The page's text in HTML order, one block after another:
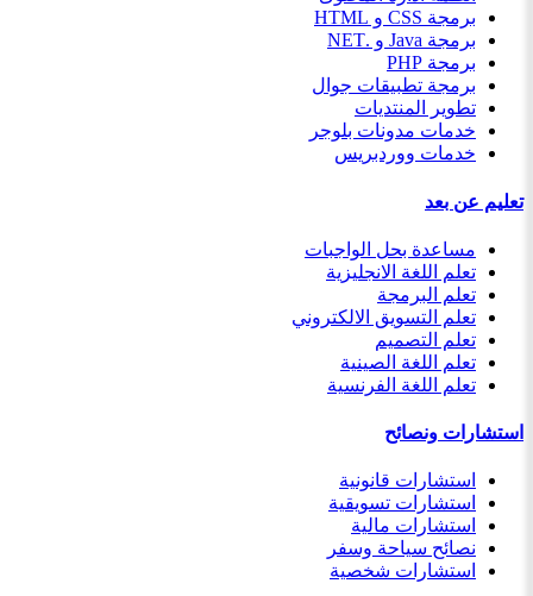
برمجة CSS و HTML
برمجة Java و .NET
برمجة PHP
برمجة تطبيقات جوال
تطوير المنتديات
خدمات مدونات بلوجر
خدمات ووردبريس
تعليم عن بعد
مساعدة بحل الواجبات
تعلم اللغة الانجليزية
تعلم البرمجة
تعلم التسويق الالكتروني
تعلم التصميم
تعلم اللغة الصينية
تعلم اللغة الفرنسية
استشارات ونصائح
استشارات قانونية
استشارات تسويقية
استشارات مالية
نصائح سياحة وسفر
استشارات شخصية